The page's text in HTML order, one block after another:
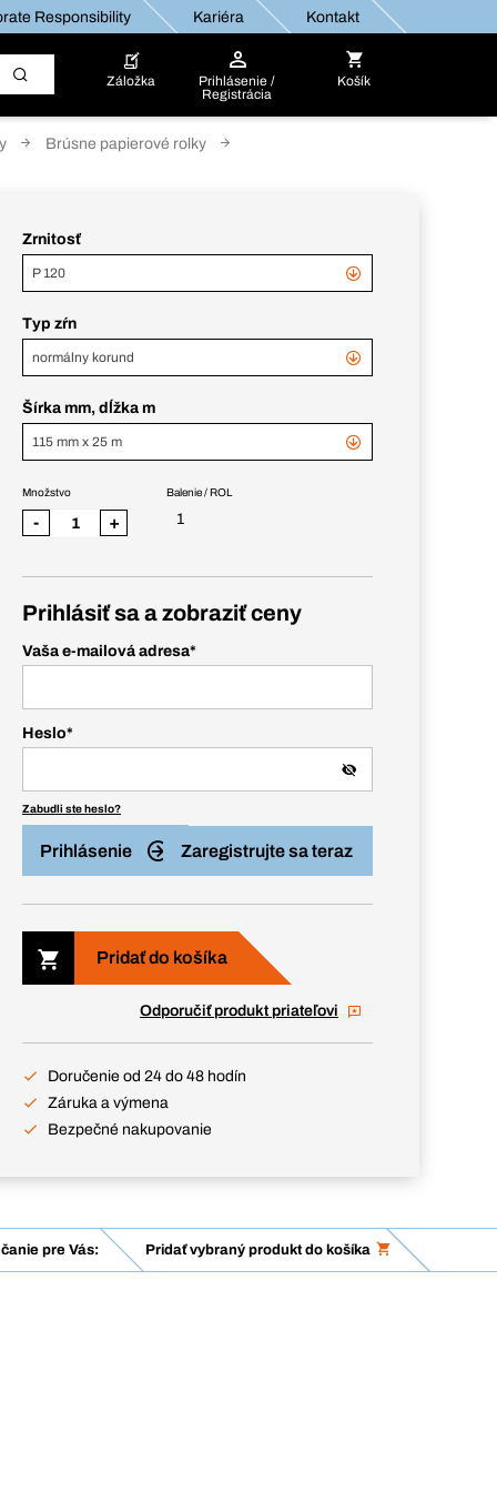
Responsibility Kariéra Kontakt
Záložka
Prihlásenie /
Registrácia
Košík
Brúsne papierové rolky
Zrnitosť
P 120
Typ zŕn
normálny korund
Šírka mm, dĺžka m
115 mm x 25 m
Balenie / ROL
1
Množstvo
- +
Prihlásiť sa a zobraziť ceny
Vaša e-mailová adresa*
Heslo*
Zabudli ste heslo?
Prihlásenie Zaregistrujte sa teraz
Pridať do košíka
Odporučiť produkt priateľovi
Doručenie od 24 do 48 hodín
Záruka a výmena
Bezpečné nakupovanie
pre Vás: Pridať vybraný produkt do košíka